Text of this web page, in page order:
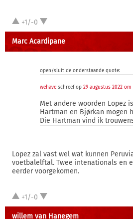
+1/-0
Marc Acardipane
open/sluit de onderstaande quote:
wehave schreef op 29 augustus 2022 om
Met andere woorden Lopez
Hartman en Bjørkan mogen
Die Hartman vind ik
Lopez zal vast wel wat kunnen
voetbalelftal. Twee intenationals en
eerder voorgekomen.
+1/-0
willem van Hanegem